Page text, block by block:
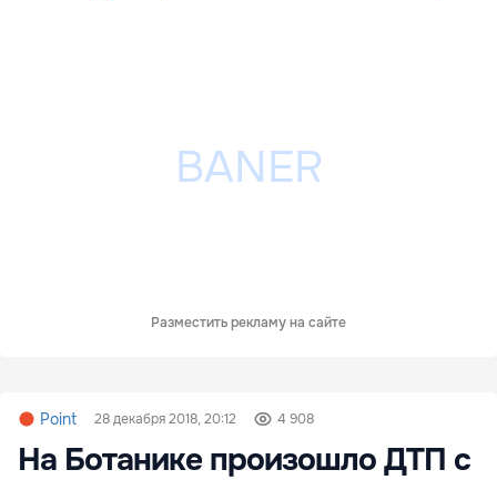
Разместить рекламу на сайте
Point 28 декабря 2018, 20:12 4 908
На Ботанике произошло ДТП с